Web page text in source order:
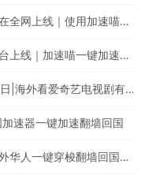
田园模拟经营游戏《民宿模拟器》已在全网上线｜使用加速喵一键加速国服手游
烧脑解谜游戏《透视梦境空间》全平台上线｜加速喵一键加速国服游戏
白敬亭新剧《卿卿日常》定档11月10日|海外看爱奇艺电视剧有地区限制怎么办?
速器一键加速翻墙回国
十一月电视剧安利指南｜加速喵助海外华人一键穿梭翻墙回国追剧